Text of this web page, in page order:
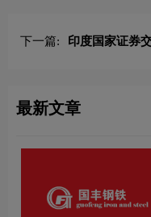
下一篇:
印度国家证券
最新文章